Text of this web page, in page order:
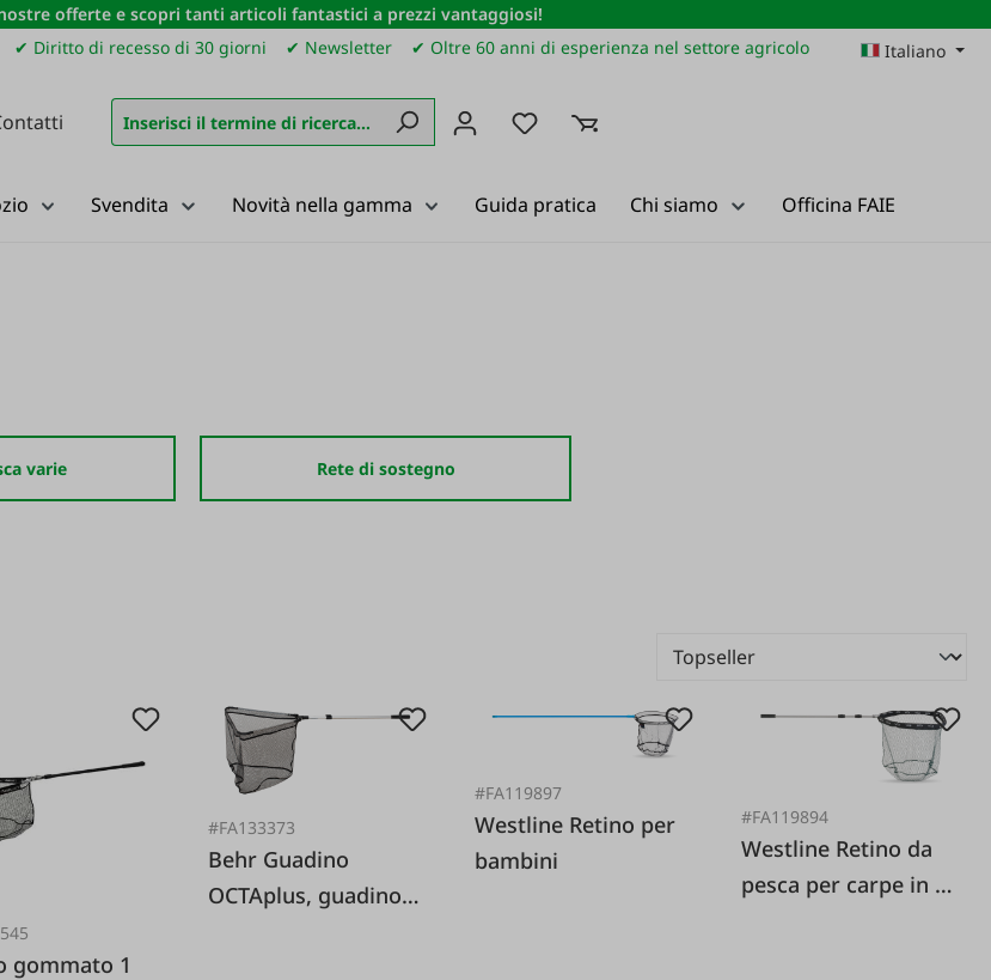
offerte e scopri tanti articoli fantastici a prezzi vantaggiosi!
✔ Diritto di recesso di 30 giorni ✔ Newsletter ✔ Oltre 60 anni di esperienza nel settore agricolo Italiano
Hai 0 articoli nella lista dei desideri
Svendita Novità nella gamma Guida pratica Chi siamo Officina FAIE
varie Rete di sostegno
gommato 1
#FA133373
Behr Guadino
OCTAplus, guadino
#FA119897
Westline Retino per
bambini
#FA119894
Westline Retino da
pesca per carpe in 3